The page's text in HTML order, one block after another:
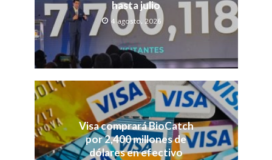
hasta julio
4 agosto, 2026
Visa comprará BioCatch
por 2,400 millones de
dólares en efectivo